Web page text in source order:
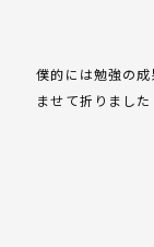
僕的には勉強の
ませて折りました